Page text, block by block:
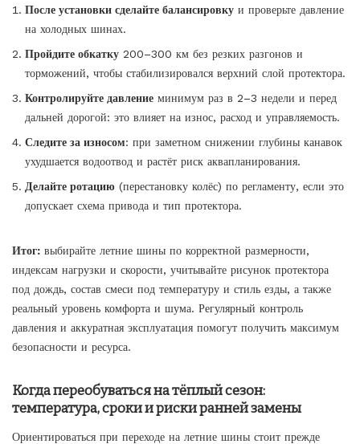
После установки сделайте балансировку и проверьте давление
на холодных шинах.
Пройдите обкатку 200–300 км без резких разгонов и
торможений, чтобы стабилизировался верхний слой протектора.
Контролируйте давление минимум раз в 2–3 недели и перед
дальней дорогой: это влияет на износ, расход и управляемость.
Следите за износом: при заметном снижении глубины канавок
ухудшается водоотвод и растёт риск аквапланирования.
Делайте ротацию (перестановку колёс) по регламенту, если это
допускает схема привода и тип протектора.
Итог: выбирайте летние шины по корректной размерности,
индексам нагрузки и скорости, учитывайте рисунок протектора
под дождь, состав смеси под температуру и стиль езды, а также
реальный уровень комфорта и шума. Регулярный контроль
давления и аккуратная эксплуатация помогут получить максимум
безопасности и ресурса.
Когда переобуваться на тёплый сезон:
температура, сроки и риски ранней замены
Ориентироваться при переходе на летние шины стоит прежде